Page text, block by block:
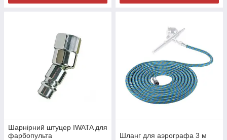
Шарнірний штуцер IWATA для
фарбопульта
Шланг для аэрографа 3 м